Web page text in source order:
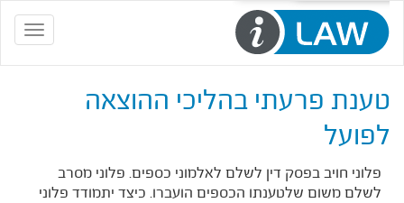
Toggle
navigation
טענת פרעתי בהליכי ההוצאה
לפועל
פלוני חויב בפסק דין לשלם לאלמוני כספים. פלוני מסרב
לשלם משום שלטענתו הכספים הועברו. כיצד יתמודד פלוני